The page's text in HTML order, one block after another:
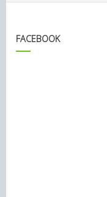
FACEBOOK